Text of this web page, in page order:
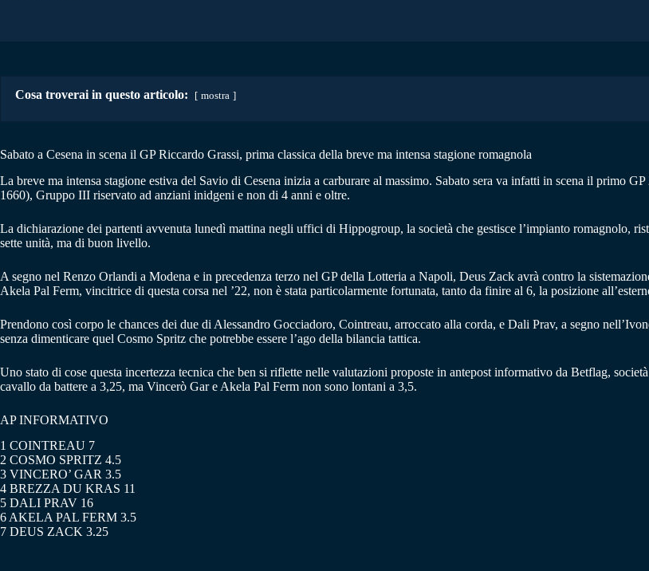
Cosa troverai in questo articolo: mostra
Sabato a Cesena in scena il GP Riccardo Grassi, prima classica della breve ma intensa stagione romagnola
La breve ma intensa stagione estiva del Savio di Cesena inizia a carburare al massimo. Sabato sera va infatti in scena il primo
1660), Gruppo III riservato ad anziani inidgeni e non di 4 anni e oltre.
La dichiarazione dei partenti avvenuta lunedì mattina negli uffici di Hippogroup, la società che gestisce l’impianto romagnolo,
sette unità, ma di buon livello.
A segno nel Renzo Orlandi a Modena e in precedenza terzo nel GP della Lotteria a Napoli, Deus Zack avrà contro la
Akela Pal Ferm, vincitrice di questa corsa nel ’22, non è stata particolarmente fortunata, tanto da finire al 6, la posizione
Prendono così corpo le chances dei due di Alessandro Gocciadoro, Cointreau, arroccato alla corda, e Dali Prav, a segno
senza dimenticare quel Cosmo Spritz che potrebbe essere l’ago della bilancia tattica.
Uno stato di cose questa incertezza tecnica che ben si riflette nelle valutazioni proposte in antepost informativo da Betflag,
cavallo da battere a 3,25, ma Vincerò Gar e Akela Pal Ferm non sono lontani a 3,5.
AP INFORMATIVO
1 COINTREAU 7
2 COSMO SPRITZ 4.5
3 VINCERO’ GAR 3.5
4 BREZZA DU KRAS 11
5 DALI PRAV 16
6 AKELA PAL FERM 3.5
7 DEUS ZACK 3.25